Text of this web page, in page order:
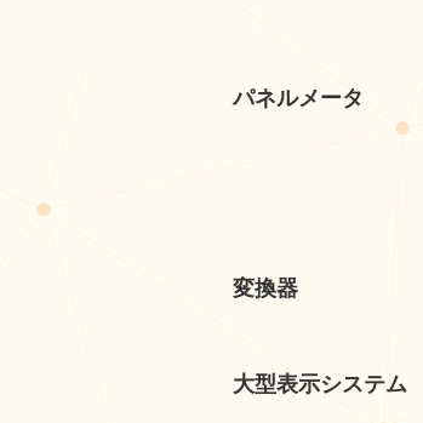
パネルメータ
変換器
大型表示システム